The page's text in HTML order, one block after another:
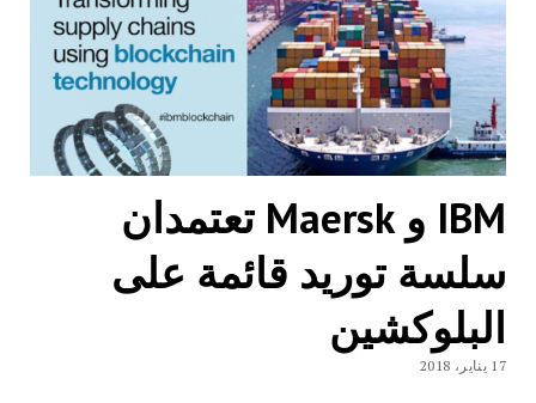
IBM و Maersk تعتمدان
سلسة توريد قائمة على
البلوكشين
17 يناير، 2018